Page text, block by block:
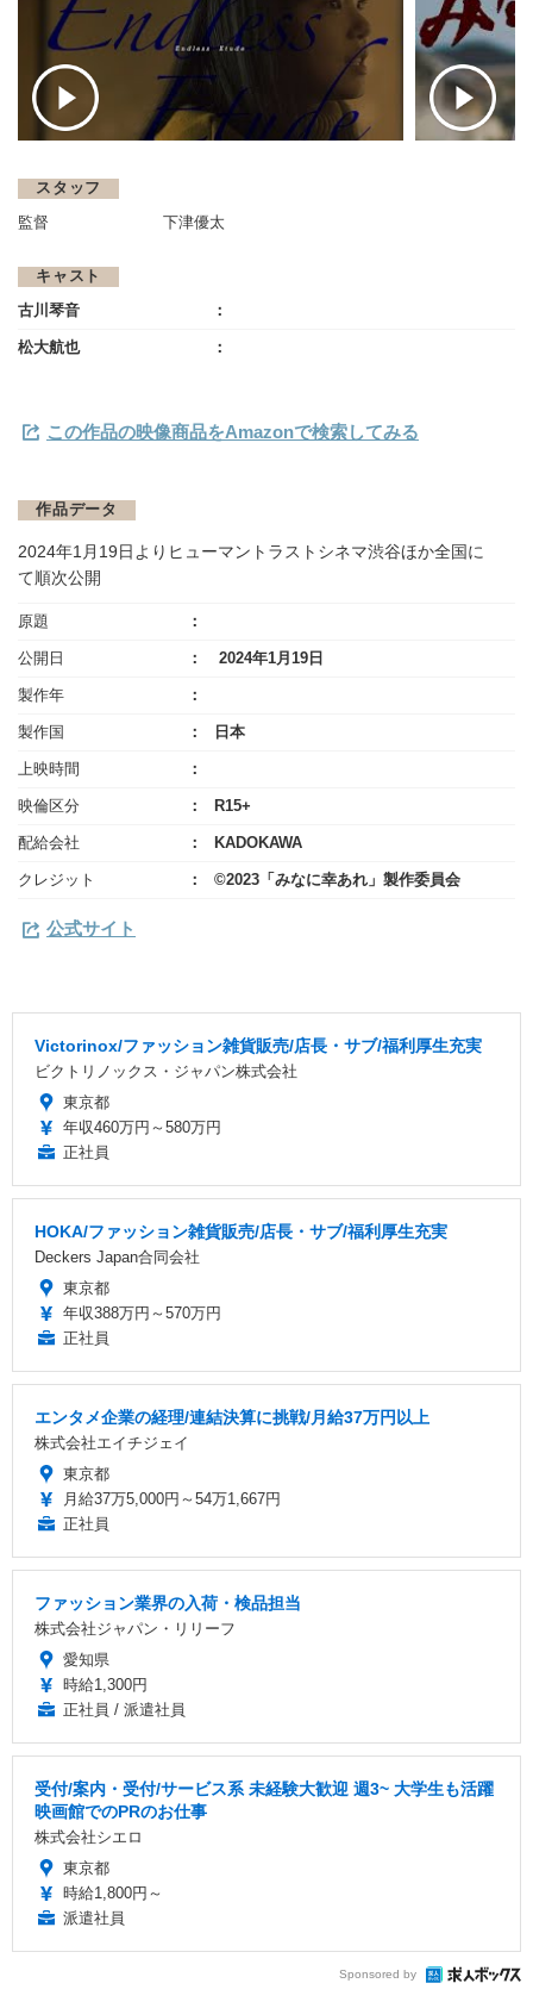
スタッフ
監督 下津優太
キャスト
古川琴音
松大航也
この作品の映像商品をAmazonで検索してみる
作品データ
2024年1月19日よりヒューマントラストシネマ渋谷ほか全国に
て順次公開
原題
公開日 2024年1月19日
製作年
製作国 日本
上映時間
映倫区分 R15+
配給会社 KADOKAWA
クレジット ©2023「みなに幸あれ」製作委員会
公式サイト
Victorinox/ファッション雑貨販売/店長・サブ/福利厚生充実
ビクトリノックス・ジャパン株式会社
東京都
年収460万円～580万円
正社員
HOKA/ファッション雑貨販売/店長・サブ/福利厚生充実
Deckers Japan合同会社
東京都
年収388万円～570万円
正社員
エンタメ企業の経理/連結決算に挑戦/月給37万円以上
株式会社エイチジェイ
東京都
月給37万5,000円～54万1,667円
正社員
ファッション業界の入荷・検品担当
株式会社ジャパン・リリーフ
愛知県
時給1,300円
正社員 / 派遣社員
受付/案内・受付/サービス系 未経験大歓迎 週3~ 大学生も活躍
映画館でのPRのお仕事
株式会社シエロ
東京都
時給1,800円～
派遣社員
Sponsored by